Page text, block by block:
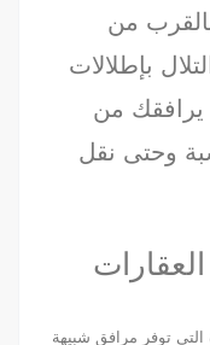
من
بإطلالات
يرافقك من
وحتى نقل
التي توفر مرافق شبيهة